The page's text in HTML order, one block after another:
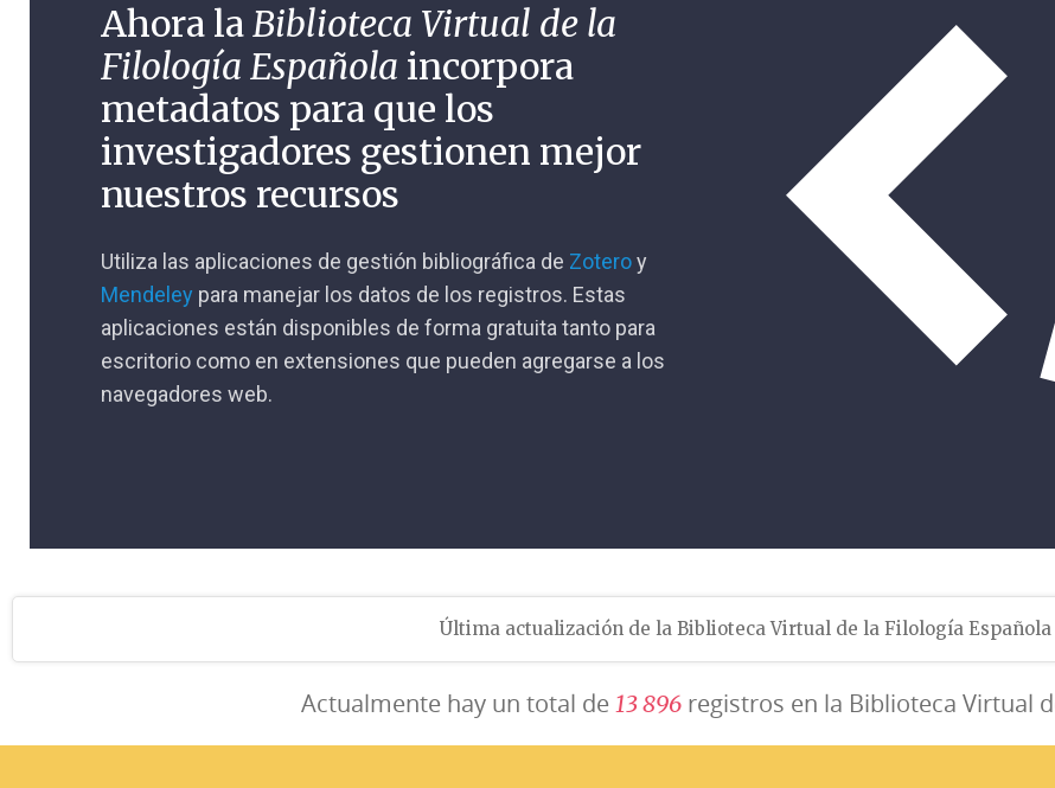
Ahora laBiblioteca Virtual de la
Filología Española incorpora
metadatos para que los
investigadores gestionen mejor
nuestros recursos
Utiliza las aplicaciones de gestión bibliográfica de Zoteroy
Mendeley para manejar los datos de los registros. Estas
aplicaciones están disponibles de forma gratuita tanto para
escritorio como en extensiones que pueden agregarse a los
navegadores web.
Última actualización de la Biblioteca Virtual de la Filología Española
Actualmente hay un total de 13896registros en la Biblioteca Virtual